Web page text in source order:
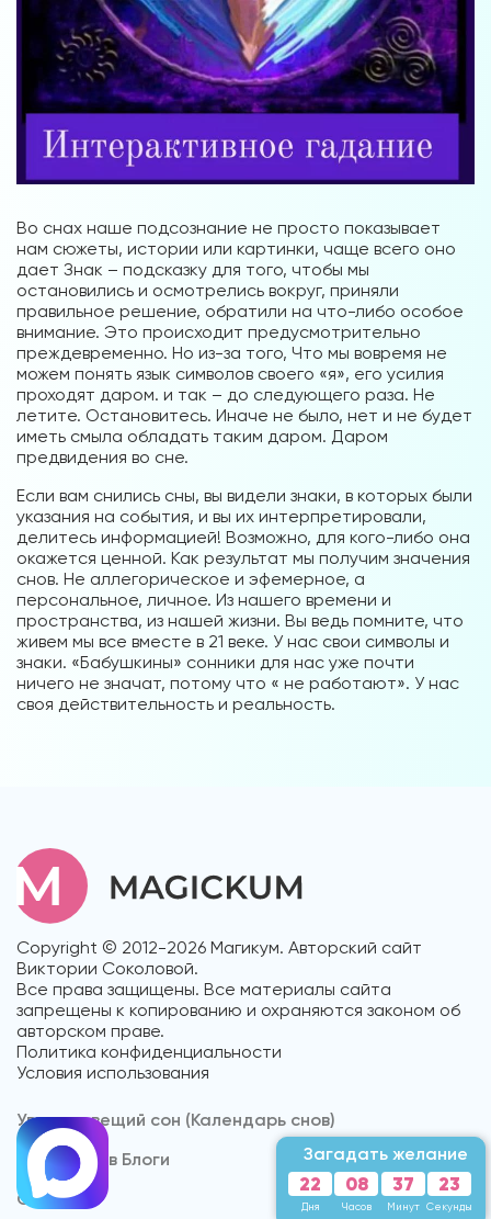
Во снах наше подсознание не просто показывает
нам сюжеты, истории или картинки, чаще всего оно
дает Знак – подсказку для того, чтобы мы
остановились и осмотрелись вокруг, приняли
правильное решение, обратили на что-либо особое
внимание. Это происходит предусмотрительно
преждевременно. Но из-за того, Что мы вовремя не
можем понять язык символов своего «я», его усилия
проходят даром. и так – до следующего раза. Не
летите. Остановитесь. Иначе не было, нет и не будет
иметь смыла обладать таким даром. Даром
предвидения во сне.
Если вам снились сны, вы видели знаки, в которых были
указания на события, и вы их интерпретировали,
делитесь информацией! Возможно, для кого-либо она
окажется ценной. Как результат мы получим значения
снов. Не аллегорическое и эфемерное, а
персональное, личное. Из нашего времени и
пространства, из нашей жизни. Вы ведь помните, что
живем мы все вместе в 21 веке. У нас свои символы и
знаки. «Бабушкины» сонники для нас уже почти
ничего не значат, потому что « не работают». У нас
своя действительность и реальность.
Copyright © 2012-2026 Магикум. Авторский сайт
Виктории Соколовой.
Все права защищены. Все материалы сайта
запрещены к копированию и охраняются законом об
авторском праве.
Политика конфиденциальности
Условия использования
Увидеть вещий сон (Календарь снов)
Форум снов Блоги
Cонник
Загадать желание
22
Дня
08
Часов
37
Минут
20
Секунд